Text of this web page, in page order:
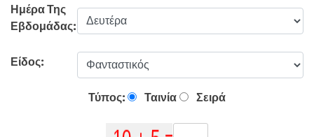
Ημέρα Της
Εβδομάδας:
Είδος:
Τύπος: Ταινία Σειρά